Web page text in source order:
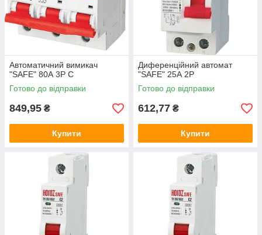
Автоматичний вимикач
"SAFE" 80А 3P С
Готово до відправки
849,95 ₴
Купити
Диференційний автомат
"SAFE" 25А 2P
Готово до відправки
612,77 ₴
Купити